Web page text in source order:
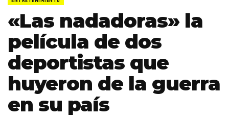
«Las nadadoras» la
película de dos
deportistas que
huyeron de la guerra
en su país